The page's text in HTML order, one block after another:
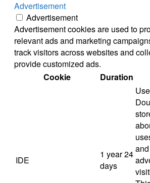
Advertisement
Advertisement
Advertisement cookies are used to
relevant ads and marketing
track visitors across websites and
provide customized ads.
Cookie
Duration
IDE
1 year 24
days